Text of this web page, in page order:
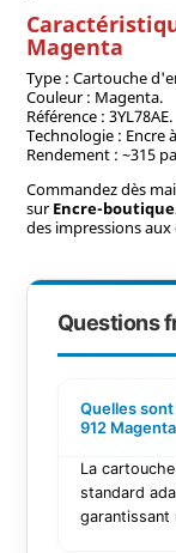
Magenta
Type : Cartouche
Couleur : Magenta.
Référence : 3YL78AE.
Technologie : Encre
Rendement : ~315
Commandez dès
surEncre-
des impressions
Questions
Quelles
912
La
standard
garantissant